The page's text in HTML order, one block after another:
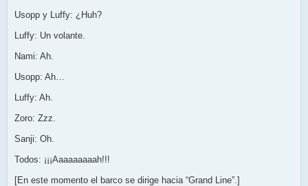
Usopp y Luffy: ¿Huh?
Luffy: Un volante.
Nami: Ah.
Usopp: Ah…
Luffy: Ah.
Zoro: Zzz.
Sanji: Oh.
Todos: ¡¡¡Aaaaaaaaah!!!
[En este momento el barco se dirige hacia “Grand Line”.]